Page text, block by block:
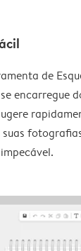
de
encarregue